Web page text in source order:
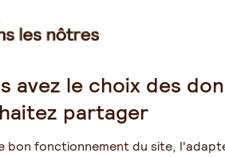
7912
des personnes âgées
srx
avez le choix des
partager
bon fonctionnement du site,